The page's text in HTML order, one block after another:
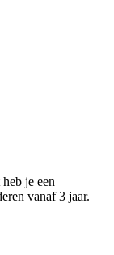
je een
vanaf 3 jaar.